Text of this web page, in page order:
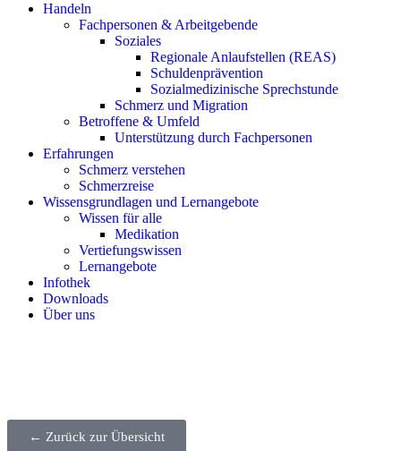
Handeln
Fachpersonen & Arbeitgebende
Soziales
Regionale Anlaufstellen (REAS)
Schuldenprävention
Sozialmedizinische Sprechstunde
Schmerz und Migration
Betroffene & Umfeld
Unterstützung durch Fachpersonen
Erfahrungen
Schmerz verstehen
Schmerzreise
Wissensgrundlagen und Lernangebote
Wissen für alle
Medikation
Vertiefungswissen
Lernangebote
Infothek
Downloads
Über uns
← Zurück zur Übersicht